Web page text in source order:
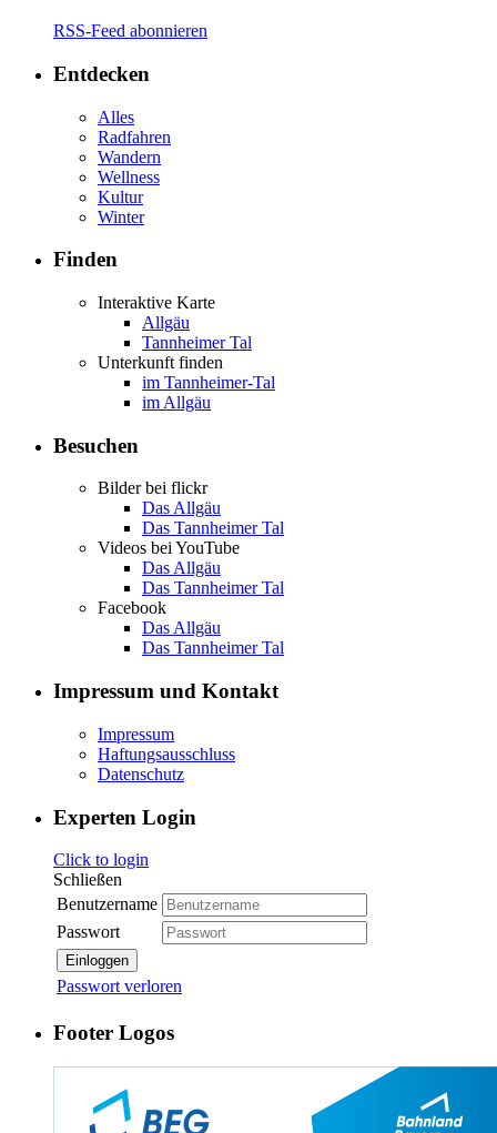
RSS-Feed abonnieren
Entdecken
Alles
Radfahren
Wandern
Wellness
Kultur
Winter
Finden
Interaktive Karte
Allgäu
Tannheimer Tal
Unterkunft finden
im Tannheimer-Tal
im Allgäu
Besuchen
Bilder bei flickr
Das Allgäu
Das Tannheimer Tal
Videos bei YouTube
Das Allgäu
Das Tannheimer Tal
Facebook
Das Allgäu
Das Tannheimer Tal
Impressum und Kontakt
Impressum
Haftungsausschluss
Datenschutz
Experten Login
Click to login
Schließen
Benutzername
Passwort
Einloggen
Passwort verloren
Footer Logos